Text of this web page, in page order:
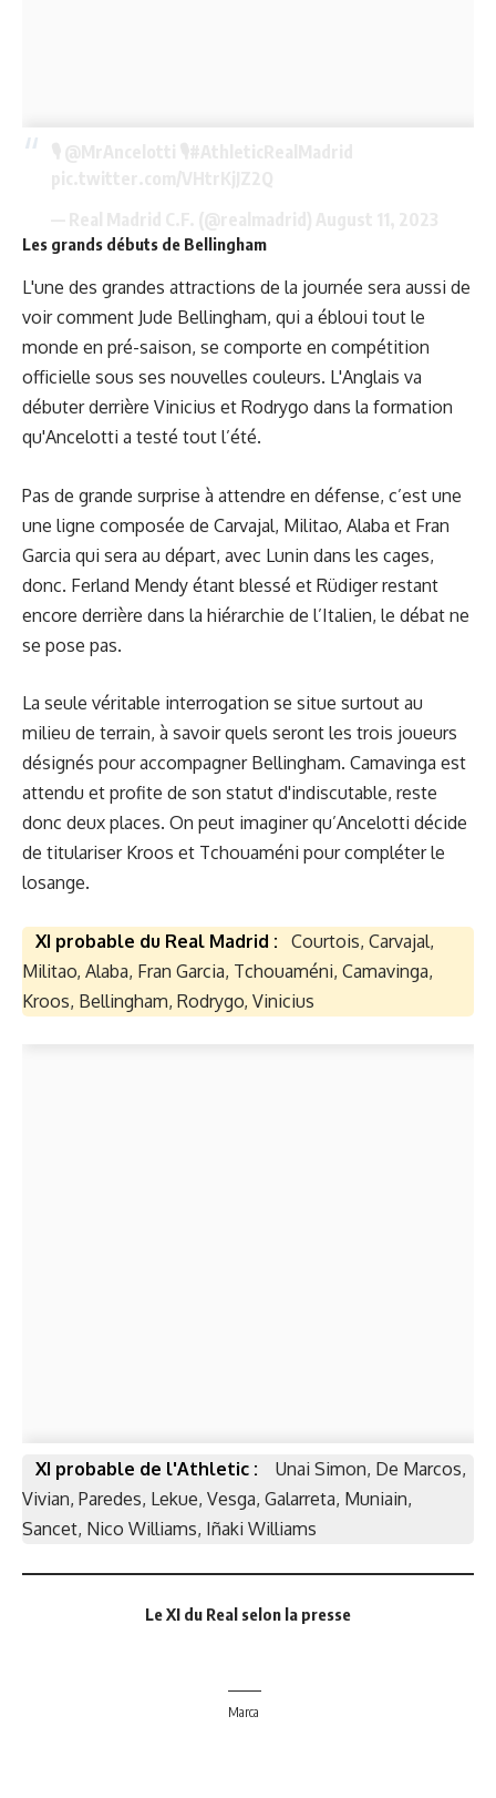
Les grands débuts de Bellingham
L'une des grandes attractions de la journée sera aussi de
voir comment Jude Bellingham, qui a ébloui tout le
monde en pré-saison, se comporte en compétition
officielle sous ses nouvelles couleurs. L'Anglais va
débuter derrière Vinicius et Rodrygo dans la formation
qu'Ancelotti a testé tout l’été.
Pas de grande surprise à attendre en défense, c’est une
une ligne composée de Carvajal, Militao, Alaba et Fran
Garcia qui sera au départ, avec Lunin dans les cages,
donc. Ferland Mendy étant blessé et Rüdiger restant
encore derrière dans la hiérarchie de l’Italien, le débat ne
se pose pas.
La seule véritable interrogation se situe surtout au
milieu de terrain, à savoir quels seront les trois joueurs
désignés pour accompagner Bellingham. Camavinga est
attendu et profite de son statut d'indiscutable, reste
donc deux places. On peut imaginer qu’Ancelotti décide
de titulariser Kroos et Tchouaméni pour compléter le
losange.
XI probable du Real Madrid :
Courtois, Carvajal,
Militao, Alaba, Fran Garcia, Tchouaméni, Camavinga,
Kroos, Bellingham, Rodrygo, Vinicius
XI probable de l'Athletic :
Unai Simon, De Marcos,
Vivian, Paredes, Lekue, Vesga, Galarreta, Muniain,
Sancet, Nico Williams, Iñaki Williams
Le XI du Real selon la presse
Marca